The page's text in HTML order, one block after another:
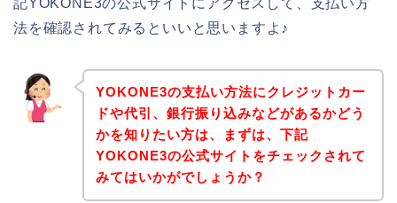
法を確認されてみるといいと思いますよ♪
YOKONE3の支払い方法にクレジットカー
ドや代引、銀行振り込みなどがあるかどう
かを知りたい方は、まずは、下記
YOKONE3の公式サイトをチェックされて
みてはいかがでしょうか？